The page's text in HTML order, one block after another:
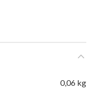
0,06 kg